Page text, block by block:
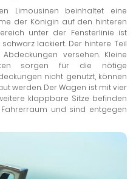
Limousinen beinhaltet eine
der Königin auf den hinteren
unter der Fensterlinie ist
lackiert. Der hintere Teil
versehen. Kleine
sorgen für die nötige
nicht genutzt, können
werden. Der Wagen ist mit vier
klappbare Sitze befinden
und sind entgegen